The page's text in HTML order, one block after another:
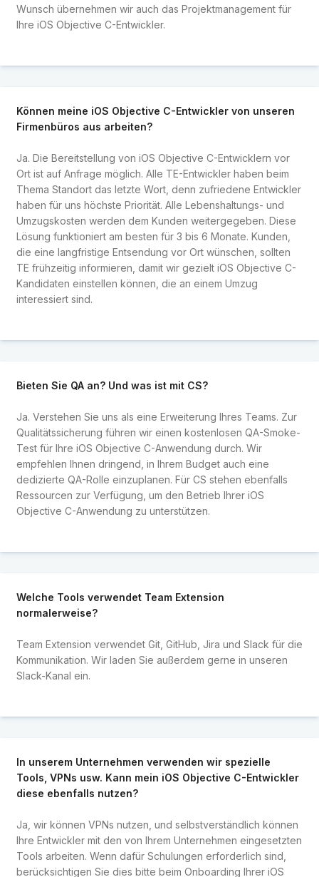
Wunsch übernehmen wir auch das Projektmanagement für
Ihre iOS Objective C-Entwickler.
Können meine iOS Objective C-Entwickler von unseren
Firmenbüros aus arbeiten?
Ja. Die Bereitstellung von iOS Objective C-Entwicklern vor
Ort ist auf Anfrage möglich. Alle TE-Entwickler haben beim
Thema Standort das letzte Wort, denn zufriedene Entwickler
haben für uns höchste Priorität. Alle Lebenshaltungs- und
Umzugskosten werden dem Kunden weitergegeben. Diese
Lösung funktioniert am besten für 3 bis 6 Monate. Kunden,
die eine langfristige Entsendung vor Ort wünschen, sollten
TE frühzeitig informieren, damit wir gezielt iOS Objective C-
Kandidaten einstellen können, die an einem Umzug
interessiert sind.
Bieten Sie QA an? Und was ist mit CS?
Ja. Verstehen Sie uns als eine Erweiterung Ihres Teams. Zur
Qualitätssicherung führen wir einen kostenlosen QA-Smoke-
Test für Ihre iOS Objective C-Anwendung durch. Wir
empfehlen Ihnen dringend, in Ihrem Budget auch eine
dedizierte QA-Rolle einzuplanen. Für CS stehen ebenfalls
Ressourcen zur Verfügung, um den Betrieb Ihrer iOS
Objective C-Anwendung zu unterstützen.
Welche Tools verwendet Team Extension
normalerweise?
Team Extension verwendet Git, GitHub, Jira und Slack für die
Kommunikation. Wir laden Sie außerdem gerne in unseren
Slack-Kanal ein.
In unserem Unternehmen verwenden wir spezielle
Tools, VPNs usw. Kann mein iOS Objective C-Entwickler
diese ebenfalls nutzen?
Ja, wir können VPNs nutzen, und selbstverständlich können
Ihre Entwickler mit den von Ihrem Unternehmen eingesetzten
Tools arbeiten. Wenn dafür Schulungen erforderlich sind,
berücksichtigen Sie dies bitte beim Onboarding Ihrer iOS